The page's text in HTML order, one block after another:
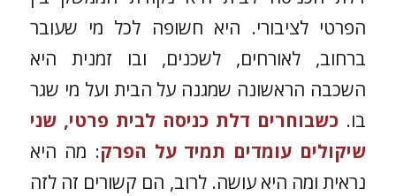
הפרטי לציבורי. היא חשופה לכל מי שעובר
ברחוב, לאורחים, לשכנים, ובו זמנית היא
השכבה הראשונה שמגנה על הבית ועל מי שגר
בו. כשבוחרים דלת כניסה לבית פרטי, שני
שיקולים עומדים תמיד על הפרק: מה היא
נראית ומה היא עושה. לרוב, הם קשורים זה לזה